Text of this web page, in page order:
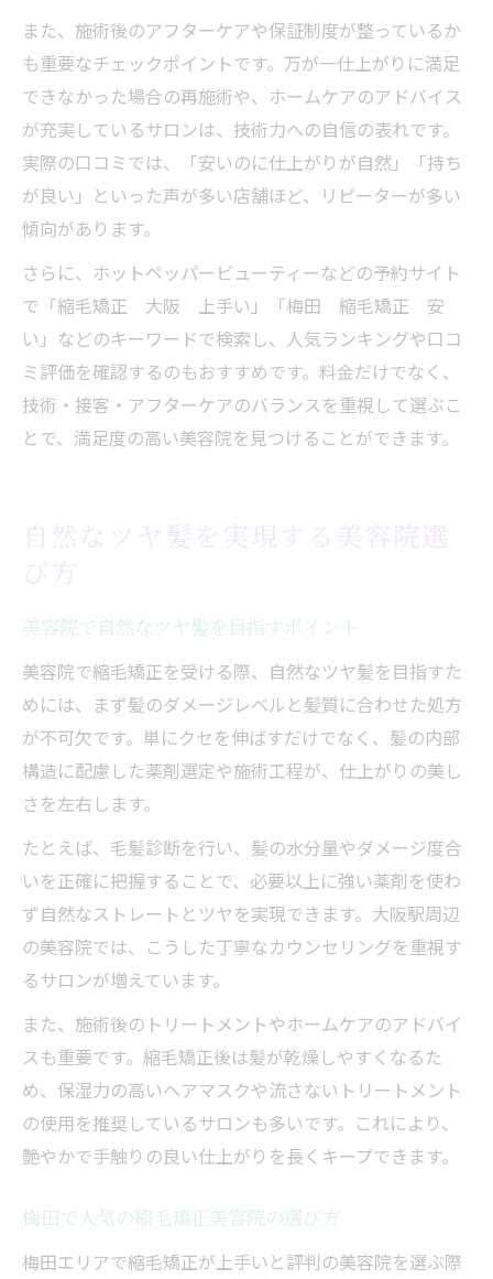
また、施術後のアフターケアや保証制度が整っているか
も重要なチェックポイントです。万が一仕上がりに満足
できなかった場合の再施術や、ホームケアのアドバイス
が充実しているサロンは、技術力への自信の表れです。
実際の口コミでは、「安いのに仕上がりが自然」「持ち
が良い」といった声が多い店舗ほど、リピーターが多い
傾向があります。
さらに、ホットペッパービューティーなどの予約サイト
で「縮毛矯正 大阪 上手い」「梅田 縮毛矯正 安
い」などのキーワードで検索し、人気ランキングや口コ
ミ評価を確認するのもおすすめです。料金だけでなく、
技術・接客・アフターケアのバランスを重視して選ぶこ
とで、満足度の高い美容院を見つけることができます。
自然なツヤ髪を実現する美容院選
び方
美容院で自然なツヤ髪を目指すポイント
美容院で縮毛矯正を受ける際、自然なツヤ髪を目指すた
めには、まず髪のダメージレベルと髪質に合わせた処方
が不可欠です。単にクセを伸ばすだけでなく、髪の内部
構造に配慮した薬剤選定や施術工程が、仕上がりの美し
さを左右します。
たとえば、毛髪診断を行い、髪の水分量やダメージ度合
いを正確に把握することで、必要以上に強い薬剤を使わ
ず自然なストレートとツヤを実現できます。大阪駅周辺
の美容院では、こうした丁寧なカウンセリングを重視す
るサロンが増えています。
また、施術後のトリートメントやホームケアのアドバイ
スも重要です。縮毛矯正後は髪が乾燥しやすくなるた
め、保湿力の高いヘアマスクや流さないトリートメント
の使用を推奨しているサロンも多いです。これにより、
艶やかで手触りの良い仕上がりを長くキープできます。
梅田で人気の縮毛矯正美容院の選び方
梅田エリアで縮毛矯正が上手いと評判の美容院を選ぶ際